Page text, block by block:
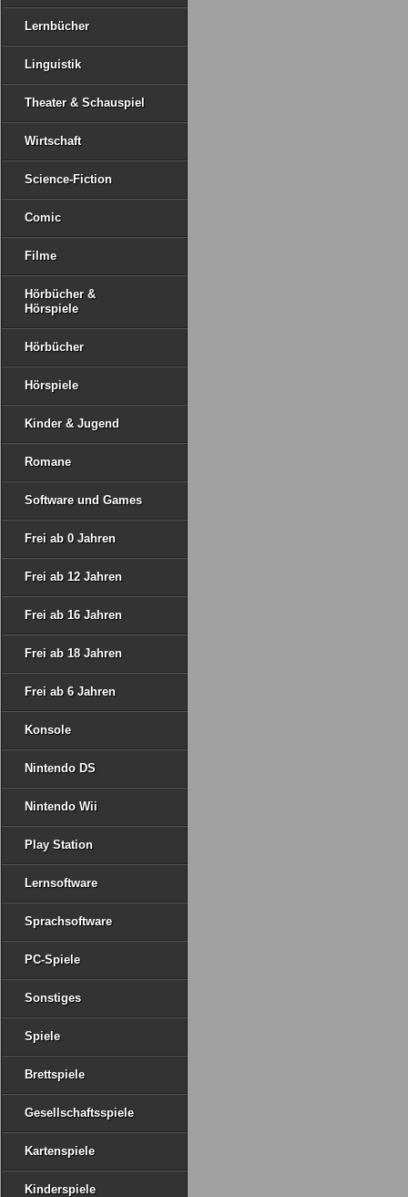
Lernbücher
Linguistik
Theater & Schauspiel
Wirtschaft
Science-Fiction
Comic
Filme
Hörbücher &
Hörspiele
Hörbücher
Hörspiele
Kinder & Jugend
Romane
Software und Games
Frei ab 0 Jahren
Frei ab 12 Jahren
Frei ab 16 Jahren
Frei ab 18 Jahren
Frei ab 6 Jahren
Konsole
Nintendo DS
Nintendo Wii
Play Station
Lernsoftware
Sprachsoftware
PC-Spiele
Sonstiges
Spiele
Brettspiele
Gesellschaftsspiele
Kartenspiele
Kinderspiele